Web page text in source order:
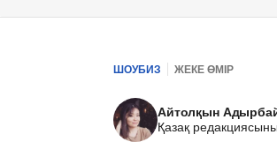
ШОУБИЗ ЖЕКЕ ӨМІР
Айтолқын
Қазақ